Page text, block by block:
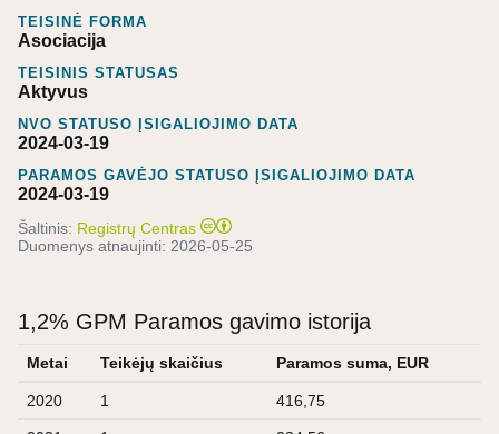
TEISINĖ FORMA
Asociacija
TEISINIS STATUSAS
Aktyvus
NVO STATUSO ĮSIGALIOJIMO DATA
2024-03-19
PARAMOS GAVĖJO STATUSO ĮSIGALIOJIMO DATA
2024-03-19
Šaltinis: Registrų Centras
Duomenys atnaujinti: 2026-05-25
1,2% GPM Paramos gavimo istorija
Metai Teikėjų skaičius Paramos suma, EUR
2020 1 416,75